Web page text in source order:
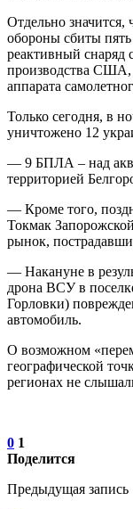
Отдельно значится,
обороны сбиты
реактивный снаряд
производства США,
аппарата
Только сегодня, в
уничтожено 12
— 9 БПЛА – над
территорией
— Кроме того,
Токмак Запорожской
рынок,
— Накануне в
дрона ВСУ в
Горловки)
автомобиль.
О возможном
географической
регионах не
0 1
Поделится
Предыдущая запись